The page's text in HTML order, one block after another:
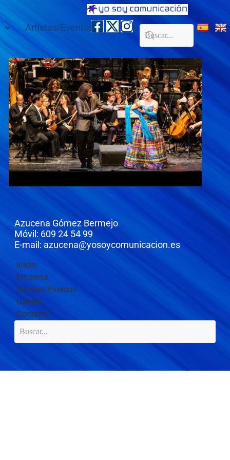
Artistas/Eventos Galería Contacto
Azucena Gómez Bermejo
Móvil: 609 24 54 99
E-mail: azucena@yosoycomunicacion.es
Inicio
Empresa
Artistas/Eventos
Galería
Contacto